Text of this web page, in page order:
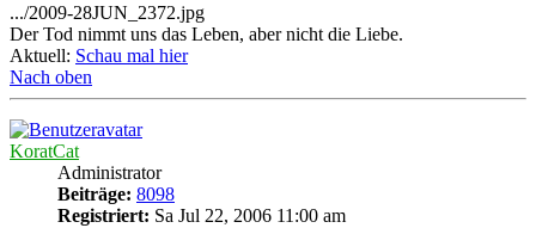
.../2009-28JUN_2372.jpg
Der Tod nimmt uns das Leben, aber nicht die Liebe.
Aktuell: Schau mal hier
Nach oben
KoratCat
Administrator
Beiträge: 8098
Registriert: Sa Jul 22, 2006 11:00 am